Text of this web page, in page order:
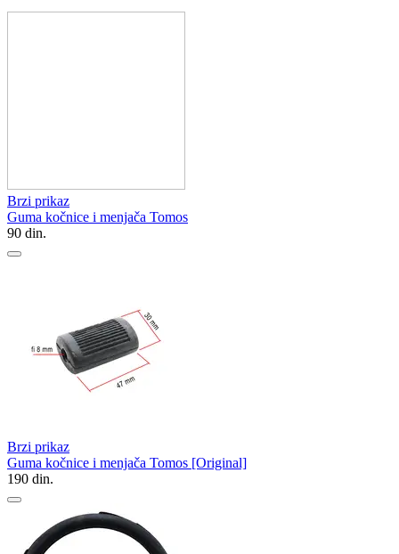
Brzi prikaz
Guma kočnice i menjača Tomos
90 din.
Brzi prikaz
Guma kočnice i menjača Tomos [Original]
190 din.